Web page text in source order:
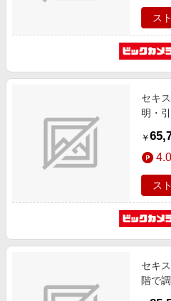
ス
セキ
明・
サイ
￥
ス
セキ
階で